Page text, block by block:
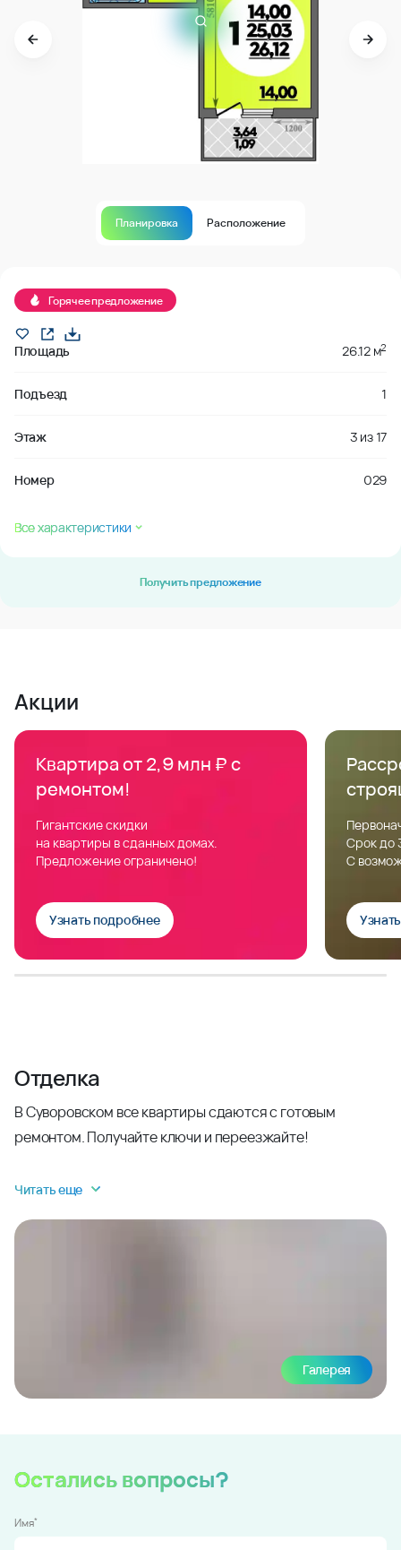
Планировка Расположение
Горячее предложение
Площадь 26.12 м2
Подъезд 1
Этаж 3 из17
Номер 029
Все характеристики
Получить предложение
Акции
Квартира от 2,9 млн ₽ с
ремонтом!
Гигантские скидки
на квартиры в сданных домах.
Предложение ограничено!
Узнать подробнее
Срок до
С
Отделка
В Суворовском все квартиры сдаются с готовым
ремонтом. Получайте ключи и переезжайте!
Читать еще
Галерея
Остались вопросы?
Имя*